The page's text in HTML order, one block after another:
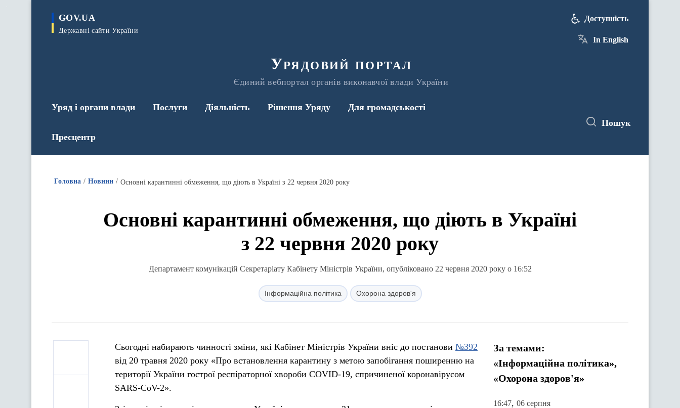
GOV.UA
Державні сайти України
Урядовий портал
Єдиний вебпортал органів виконавчої влади України
Доступність
In English
Уряд і органи влади Послуги Діяльність Рішення Уряду Для громадськості
Пресцентр
Пошук
Головна Новини Основні карантинні обмеження, що діють в Україні з 22 червня 2020 року
Основні карантинні обмеження, що діють в Україні
з 22 червня 2020 року
Департамент комунікацій Секретаріату Кабінету Міністрів України, опубліковано 22 червня 2020 року о 16:52
Інформаційна політика Охорона здоров'я
Сьогодні набирають чинності зміни, які Кабінет Міністрів України вніс до постанови №392
від 20 травня 2020 року «Про встановлення карантину з метою запобігання поширенню на
території України гострої респіраторної хвороби COVID-19, спричиненої коронавірусом
SARS-CoV-2».
За темами:
«Інформаційна політика»,
«Охорона здоров'я»
16:47, 06 серпня